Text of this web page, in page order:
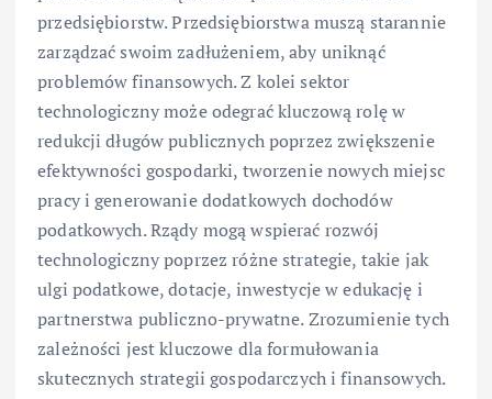
przedsiębiorstw. Przedsiębiorstwa muszą starannie
zarządzać swoim zadłużeniem, aby uniknąć
problemów finansowych. Z kolei sektor
technologiczny może odegrać kluczową rolę w
redukcji długów publicznych poprzez zwiększenie
efektywności gospodarki, tworzenie nowych miejsc
pracy i generowanie dodatkowych dochodów
podatkowych. Rządy mogą wspierać rozwój
technologiczny poprzez różne strategie, takie jak
ulgi podatkowe, dotacje, inwestycje w edukację i
partnerstwa publiczno-prywatne. Zrozumienie tych
zależności jest kluczowe dla formułowania
skutecznych strategii gospodarczych i finansowych.